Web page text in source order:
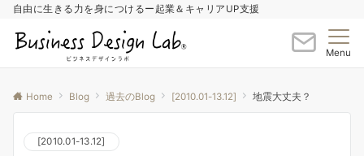
自由に生きる力を身につけるー起業＆キャリアUP支援
Menu
Home Blog 過去のBlog [2010.01-13.12] 地震大丈夫？
[2010.01-13.12]